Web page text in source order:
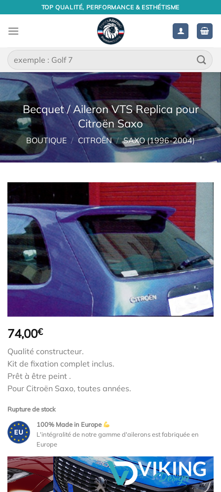
contenu
TOP QUALITÉ, PERFORMANCE & ESTHÉTISME
Recherche
pour :
Becquet / Aileron VTS Replica pour
Citroën Saxo
BOUTIQUE / CITROËN / SAXO (1996-2004)
74,00€
Qualité constructeur.
Kit de fixation complet inclus.
Prêt à être peint .
Pour Citroën Saxo, toutes années.
Rupture de stock
100% Made in Europe
L'intégralité de notre gamme d'ailerons est fabriquée en
Europe